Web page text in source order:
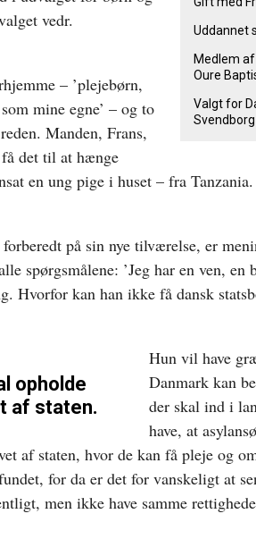
Uddannet
Medlem
Oure
Valgt for
vedr.
– ’plejebørn,
mine egne’ – og to
Manden, Frans,
det til at hænge
en ung pige i huset – fra Tanzania.
på sin nye tilværelse, er
spørgsmålene: ’Jeg har en ven, en
Hvorfor kan han ikke få dansk
opholde
af staten.
Hun vil have
Danmark kan
der skal ind i
have, at
af staten, hvor de kan få pleje og
for da er det for vanskeligt at
men ikke have samme